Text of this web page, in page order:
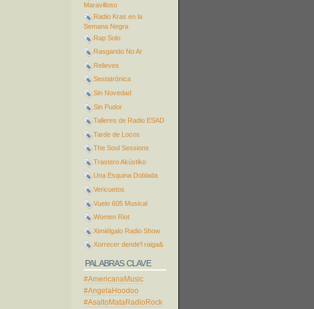
Maravilloso
Radio Kras en la
Semana Negra
Rap Solo
Rasgando No Ar
Relieves
Sestatrónica
Sin Novedad
Sin Pudor
Talleres de Radio ESAD
Tarde de Locos
The Soul Sessions
Trastero Akústiko
Una Esquina Doblada
Vericuetos
Vuelo 605 Musical
Women Riot
Ximiélgalo Radio Show
Xorrecer dende'l raiga&
PALABRAS CLAVE
#AmericanaMusic
#AngelaHoodoo
#AsaltoMataRadioRock